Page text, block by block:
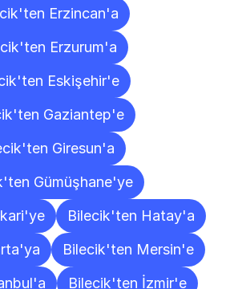
Erzincan'a
Erzurum'a
Eskişehir'e
Gaziantep'e
Giresun'a
Gümüşhane'ye
Bilecik'ten Hatay'a
Bilecik'ten Mersin'e
Bilecik'ten İzmir'e